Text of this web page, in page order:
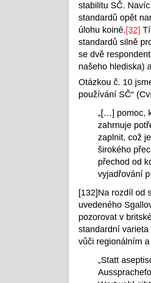
stabilitu SČ.
standardů opět
úlohu koiné.[32]
standardů silně
se dvě
našeho hlediska)
Otázkou č. 10
používání SČ“
„[…] pomoc,
zahrnuje
zaplnit, což
širokého
přechod od
vyjadřování
[132]Na rozdíl od
uvedeného
pozorovat v
standardní
vůči regionálním
„Statt